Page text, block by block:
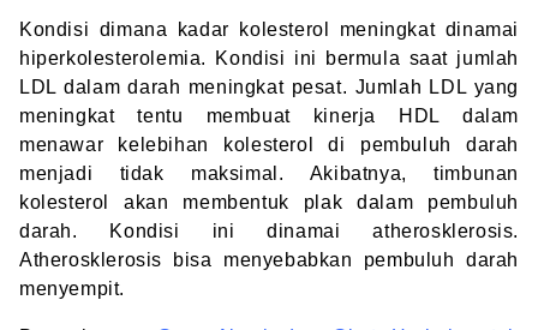
Kondisi dimana kadar kolesterol meningkat dinamai
hiperkolesterolemia. Kondisi ini bermula saat jumlah
LDL dalam darah meningkat pesat. Jumlah LDL yang
meningkat tentu membuat kinerja HDL dalam
menawar kelebihan kolesterol di pembuluh darah
menjadi tidak maksimal. Akibatnya, timbunan
kolesterol akan membentuk plak dalam pembuluh
darah. Kondisi ini dinamai atherosklerosis.
Atherosklerosis bisa menyebabkan pembuluh darah
menyempit.